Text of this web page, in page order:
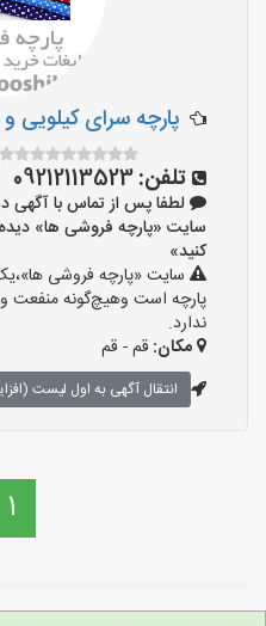
پارچه سرای کیلویی و
تلفن:09212113523
لطفا پس از تماس با آگهی
کنید»
سایت «پارچه فروشی
پارچه است وهیچ‌گونه منفعت و
ندارد.
مکان: قم - قم
انتقال آگهی به اول لیست
1